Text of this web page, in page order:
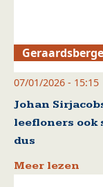
07/01/2026 - 15:15
Johan
leefloners ook
dus
Meer lezen